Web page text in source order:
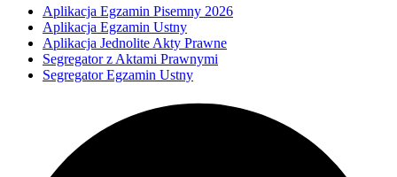
Aplikacja Egzamin Pisemny 2026
Aplikacja Egzamin Ustny
Aplikacja Jednolite Akty Prawne
Segregator z Aktami Prawnymi
Segregator Egzamin Ustny